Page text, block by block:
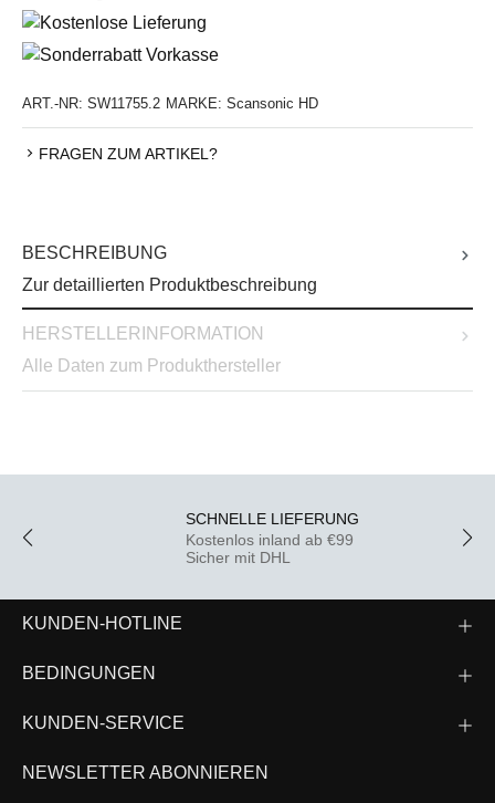
ART.-NR: SW11755.2 MARKE: Scansonic HD
FRAGEN ZUM ARTIKEL?
BESCHREIBUNG
Zur detaillierten Produktbeschreibung
HERSTELLERINFORMATION
Alle Daten zum Produkthersteller
SCHNELLE LIEFERUNG
Kostenlos inland ab €99
Sicher mit DHL
KUNDEN-HOTLINE
BEDINGUNGEN
KUNDEN-SERVICE
NEWSLETTER ABONNIEREN